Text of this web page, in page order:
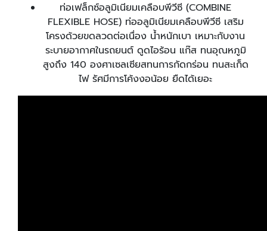
ท่อเฟล็กซ์อลูมิเนียมเคลือบพีวีซี (COMBINE
FLEXIBLE HOSE) ท่ออลูมิเนียมเคลือบพีวีซี เสริม
โครงด้วยขดลวดต่อเนื่อง น้ำหนักเบา เหมาะกับงาน
ระบายอากาศในรถยนต์ ดูดไอร้อน แก๊ส ทนอุณหภูมิ
สูงถึง 140 องศาเซลเซียสทนการกัดกร่อน ทนสะเก็ด
ไฟ รัศมีการโค้งงอน้อย ยืดได้เยอะ